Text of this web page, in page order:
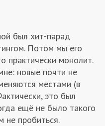
был хит-парад
Потом мы его
практически монолит.
новые почти не
местами (в
это был
ещё не было такого
не пробиться.